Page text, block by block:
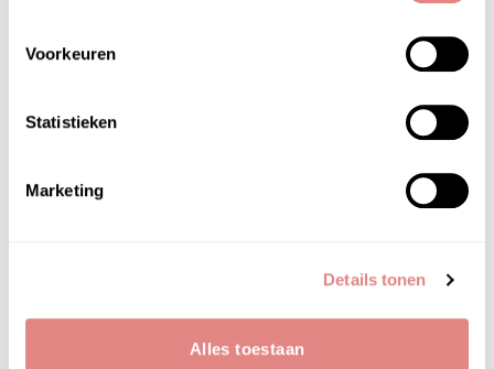
Voorkeuren
Statistieken
Marketing
Details tonen
Alles toestaan
aanbrengen op de gereinigde huid. Laten zitten.